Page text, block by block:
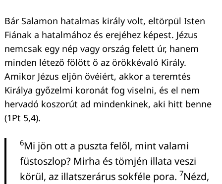
Bár Salamon hatalmas király volt, eltörpül Isten
Fiának a hatalmához és erejéhez képest. Jézus
nemcsak egy nép vagy ország felett úr, hanem
minden létező fölött ő az örökkévaló Király.
Amikor Jézus eljön övéiért, akkor a teremtés
Királya győzelmi koronát fog viselni, és el nem
hervadó koszorút ad mindenkinek, aki hitt benne
(1Pt 5,4).
6Mi jön ott a puszta felől, mint valami
füstoszlop? Mirha és tömjén illata veszi
körül, az illatszerárus sokféle pora. 7Nézd,